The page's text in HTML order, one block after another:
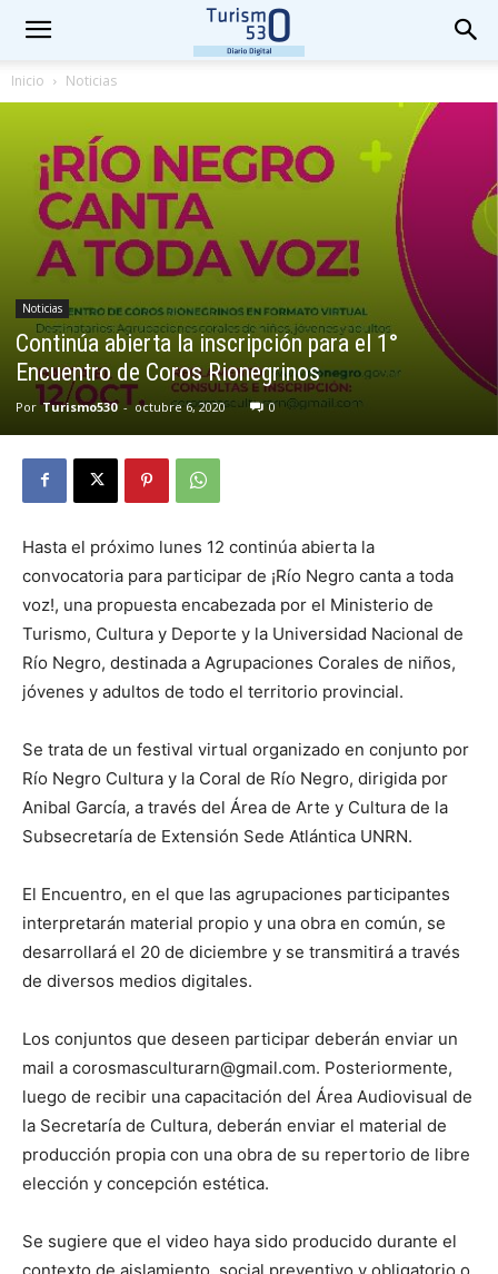
Inicio Noticias
Noticias
Continúa abierta la inscripción para el 1°
Encuentro de Coros Rionegrinos
Por Turismo530 - octubre 6, 2020 0
Hasta el próximo lunes 12 continúa abierta la
convocatoria para participar de ¡Río Negro canta a toda
voz!, una propuesta encabezada por el Ministerio de
Turismo, Cultura y Deporte y la Universidad Nacional de
Río Negro, destinada a Agrupaciones Corales de niños,
jóvenes y adultos de todo el territorio provincial.
Se trata de un festival virtual organizado en conjunto por
Río Negro Cultura y la Coral de Río Negro, dirigida por
Anibal García, a través del Área de Arte y Cultura de la
Subsecretaría de Extensión Sede Atlántica UNRN.
El Encuentro, en el que las agrupaciones participantes
interpretarán material propio y una obra en común, se
desarrollará el 20 de diciembre y se transmitirá a través
de diversos medios digitales.
Los conjuntos que deseen participar deberán enviar un
mail a corosmasculturarn@gmail.com. Posteriormente,
luego de recibir una capacitación del Área Audiovisual de
la Secretaría de Cultura, deberán enviar el material de
producción propia con una obra de su repertorio de libre
elección y concepción estética.
Se sugiere que el video haya sido producido durante el
contexto de aislamiento, social preventivo y obligatorio o